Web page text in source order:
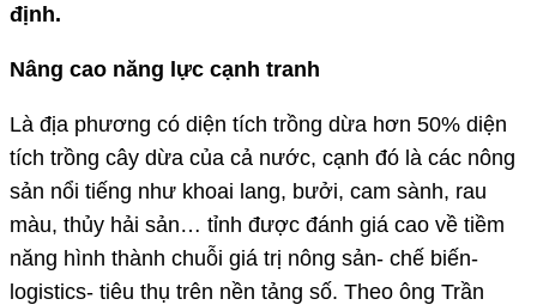
định.
Nâng cao năng lực cạnh tranh
Là địa phương có diện tích trồng dừa hơn 50% diện
tích trồng cây dừa của cả nước, cạnh đó là các nông
sản nổi tiếng như khoai lang, bưởi, cam sành, rau
màu, thủy hải sản… tỉnh được đánh giá cao về tiềm
năng hình thành chuỗi giá trị nông sản- chế biến-
logistics- tiêu thụ trên nền tảng số. Theo ông Trần